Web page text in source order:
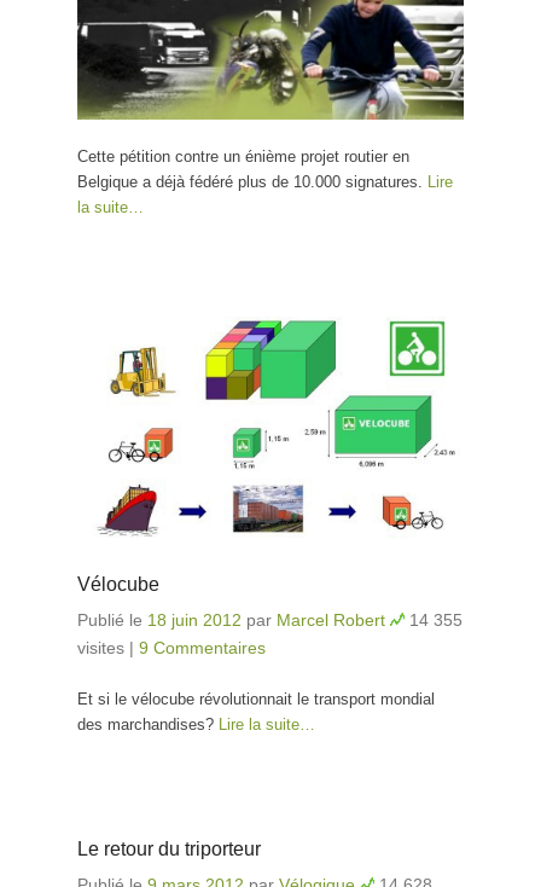
Cette pétition contre un énième projet routier en
Belgique a déjà fédéré plus de 10.000 signatures. Lire
la suite…
Vélocube
Publié le 18 juin 2012 par Marcel Robert
14 355
visites | 9 Commentaires
Et si le vélocube révolutionnait le transport mondial
des marchandises? Lire la suite…
Le retour du triporteur